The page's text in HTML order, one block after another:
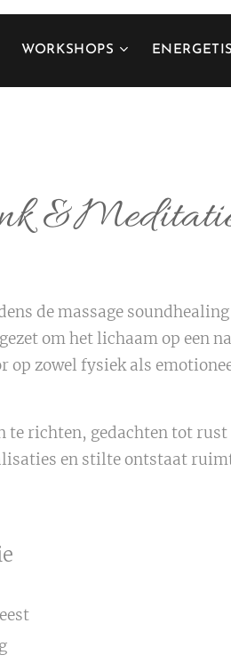
WORKSHOPS
de massage
om het lichaam op een
zowel fysiek als
richten, gedachten tot rust
en stilte ontstaat